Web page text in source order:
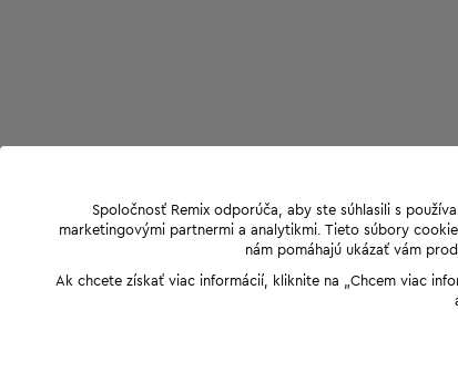
Spoločnosť Remix odporúča, aby ste súhlasili s
marketingovými partnermi a analytikmi. Tieto súbory
nám pomáhajú ukázať vám
Ak chcete získať viac informácií, kliknite na „Chcem viac